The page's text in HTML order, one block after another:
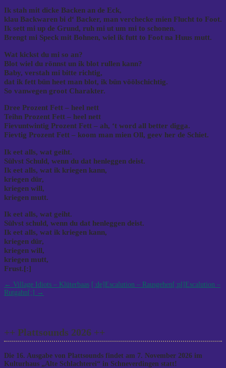
Ik stah mit dicke Backen an de Eck,
klau Backwaren bi d‘ Backer, man verchecke mien Flucht to Foot.
Ik sett mi up de Grund, ruh mi ut um mi to schonen.
Brengt mi Speck mit Bohnen, wiel ik futt to Foot na Huus mutt.
Wat kickst du mi so an?
Blot wiel du rönnst un ik blot rullen kann?
Baby, verstah mi bitte richtig,
dat ik fett bün heet man blot, ik bün vöölschichtig.
So vanwegen groot Charakter.
Dree Prozent Fett – heel nett
Teihn Prozent Fett – heel nett
Fievuntwintig Prozent Fett – ah, ‘t word all better digga.
Fievtig Prozent Fett – koom man mien Oll, geev her de Schiet.
Ik eet alls, wat geiht.
Sülvst Schuld, wenn du dat henleggen deist.
Ik eet alls, wat ik kriegen kann,
kriegen dür,
kriegen will,
kriegen mutt.
Ik eet alls, wat geiht.
Sülvst schuld, wenn du dat henleggen deist.
Ik eet alls, wat ik kriegen kann,
kriegen dür,
kriegen will,
kriegen mutt,
Frust.[:]
Post
navigation
← Village Idiots – Klüterbaas [:de]Escalution – Rausgehen[:pl]Escalution –
Rutgahn[:] →
++ Plattsounds 2026 ++
Die 16. Ausgabe von Plattsounds findet am 7. November 2026 im
Kulturhaus „Alte Schlachterei“ in Schneverdingen statt!